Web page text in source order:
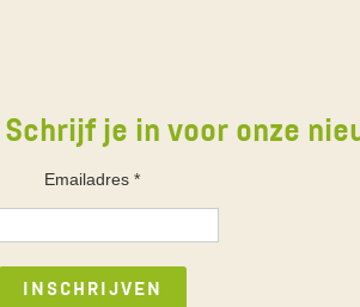
Schrijf je in voor onze
Emailadres *